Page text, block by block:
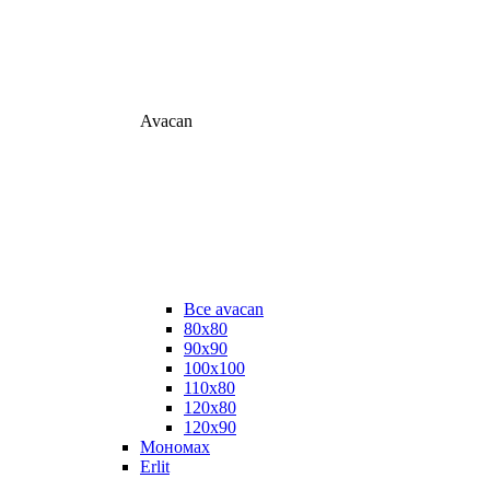
Avacan
Все avacan
80х80
90х90
100х100
110х80
120х80
120х90
Мономах
Erlit